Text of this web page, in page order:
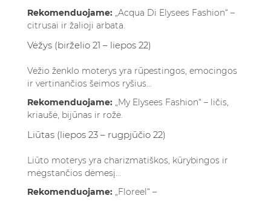
Rekomenduojame: „Acqua Di Elysees Fashion“ –
citrusai ir žalioji arbata.
Vėžys (birželio 21 – liepos 22)
Vėžio ženklo moterys yra rūpestingos, emocingos
ir vertinančios šeimos ryšius...
Rekomenduojame: „My Elysees Fashion“ – ličis,
kriaušė, bijūnas ir rožė.
Liūtas (liepos 23 – rugpjūčio 22)
Liūto moterys yra charizmatiškos, kūrybingos ir
mėgstančios dėmesį...
Rekomenduojame: „Floreel“ –